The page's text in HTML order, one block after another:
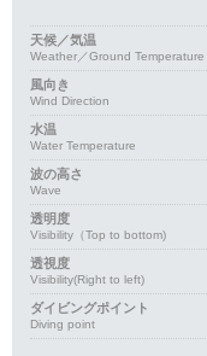
天候／気温
Weather／Ground Temperature
風向き
Wind Direction
水温
Water Temperature
波の高さ
Wave
透明度
Visibility（Top to bottom)
透視度
Visibility(Right to left)
ダイビングポイント
Diving point